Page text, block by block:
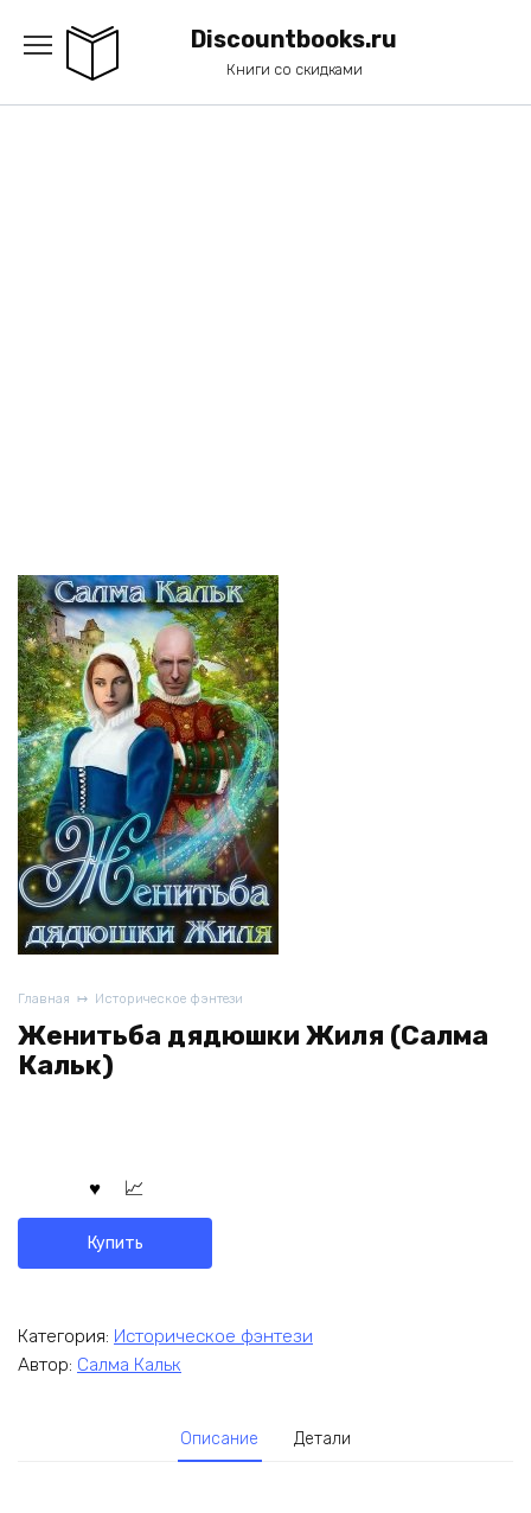
содержанию
Discountbooks.ru
Книги со скидками
Главная Историческое фэнтези
Женитьба дядюшки Жиля (Салма
Кальк)
Купить
Категория: Историческое фэнтези
Автор: Салма Кальк
Описание Детали